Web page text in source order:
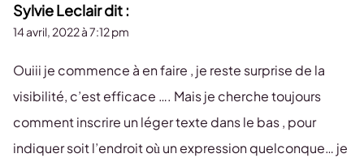
Sylvie Leclairdit :
14 avril, 2022 à 7:12 pm
Ouiii je commence à en faire , je reste surprise de la
visibilité, c’est efficace …. Mais je cherche toujours
comment inscrire un léger texte dans le bas , pour
indiquer soit l’endroit où un expression quelconque… je